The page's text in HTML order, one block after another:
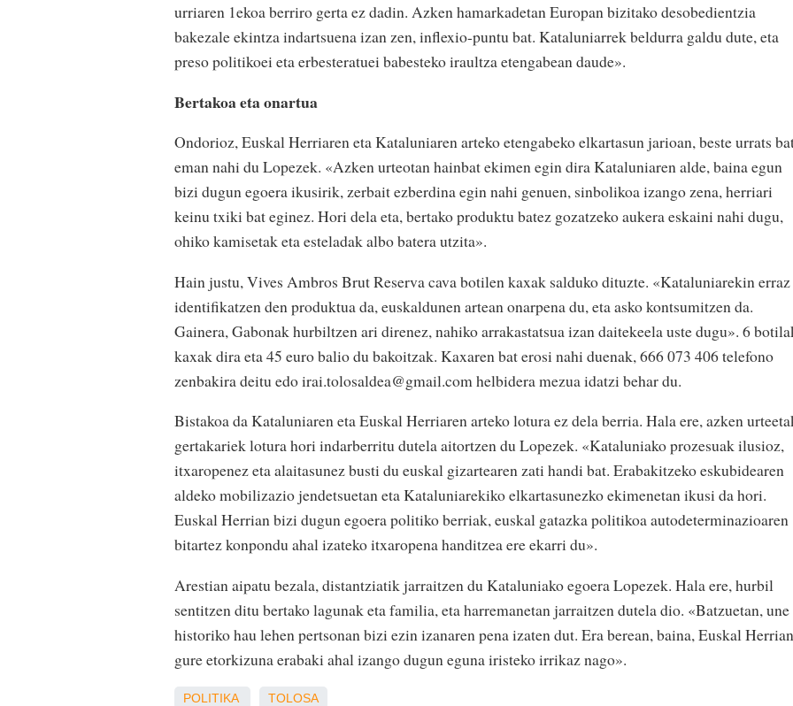
urriaren 1ekoa berriro gerta ez dadin. Azken hamarkadetan Europan bizitako desobedientzia
bakezale ekintza indartsuena izan zen, inflexio-puntu bat. Kataluniarrek beldurra galdu dute, eta
preso politikoei eta erbesteratuei babesteko iraultza etengabean daude».
Bertakoa eta onartua
Ondorioz, Euskal Herriaren eta Kataluniaren arteko etengabeko elkartasun jarioan, beste urrats
eman nahi du Lopezek. «Azken urteotan hainbat ekimen egin dira Kataluniaren alde, baina egun
bizi dugun egoera ikusirik, zerbait ezberdina egin nahi genuen, sinbolikoa izango zena, herriari
keinu txiki bat eginez. Hori dela eta, bertako produktu batez gozatzeko aukera eskaini nahi dugu,
ohiko kamisetak eta esteladak albo batera utzita».
Hain justu, Vives Ambros Brut Reserva cava botilen kaxak salduko dituzte. «Kataluniarekin erraz
identifikatzen den produktua da, euskaldunen artean onarpena du, eta asko kontsumitzen da.
Gainera, Gabonak hurbiltzen ari direnez, nahiko arrakastatsua izan daitekeela uste dugu». 6
kaxak dira eta 45 euro balio du bakoitzak. Kaxaren bat erosi nahi duenak, 666 073 406 telefono
zenbakira deitu edo irai.tolosaldea@gmail.com helbidera mezua idatzi behar du.
Bistakoa da Kataluniaren eta Euskal Herriaren arteko lotura ez dela berria. Hala ere, azken
gertakariek lotura hori indarberritu dutela aitortzen du Lopezek. «Kataluniako prozesuak ilusioz,
itxaropenez eta alaitasunez busti du euskal gizartearen zati handi bat. Erabakitzeko eskubidearen
aldeko mobilizazio jendetsuetan eta Kataluniarekiko elkartasunezko ekimenetan ikusi da hori.
Euskal Herrian bizi dugun egoera politiko berriak, euskal gatazka politikoa autodeterminazioaren
bitartez konpondu ahal izateko itxaropena handitzea ere ekarri du».
Arestian aipatu bezala, distantziatik jarraitzen du Kataluniako egoera Lopezek. Hala ere, hurbil
sentitzen ditu bertako lagunak eta familia, eta harremanetan jarraitzen dutela dio. «Batzuetan, une
historiko hau lehen pertsonan bizi ezin izanaren pena izaten dut. Era berean, baina, Euskal
gure etorkizuna erabaki ahal izango dugun eguna iristeko irrikaz nago».
POLITIKA TOLOSA